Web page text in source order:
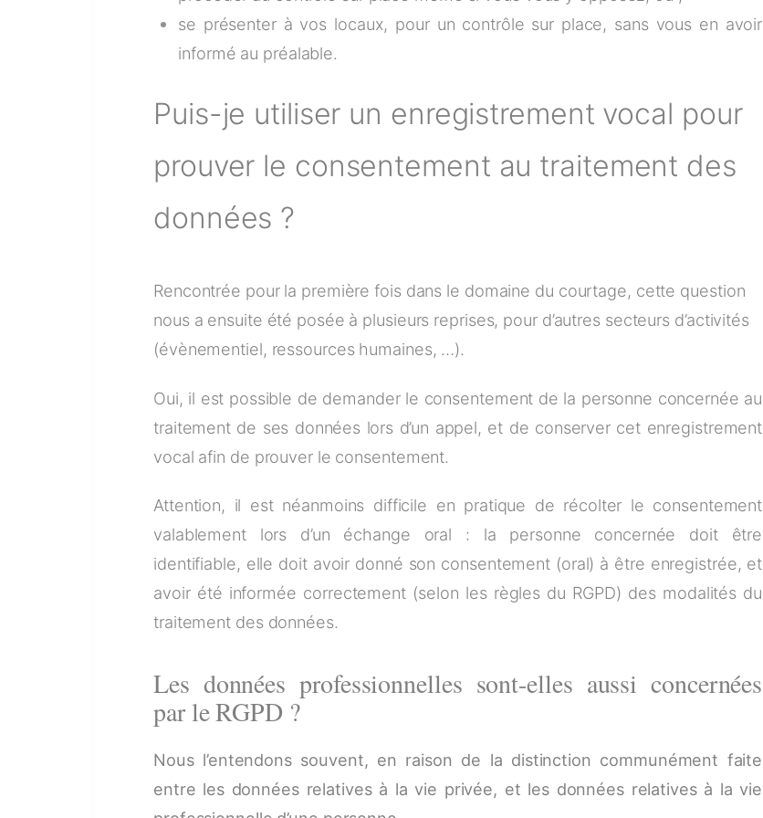
se présenter à vos locaux, pour un contrôle sur place, sans vous en avoir
informé au préalable.
Puis-je utiliser un enregistrement vocal pour
prouver le consentement au traitement des
données ?
Rencontrée pour la première fois dans le domaine du courtage, cette question
nous a ensuite été posée à plusieurs reprises, pour d’autres secteurs d’activités
(évènementiel, ressources humaines, …).
Oui, il est possible de demander le consentement de la personne concernée au
traitement de ses données lors d’un appel, et de conserver cet enregistrement
vocal afin de prouver le consentement.
Attention, il est néanmoins difficile en pratique de récolter le consentement
valablement lors d’un échange oral : la personne concernée doit être
identifiable, elle doit avoir donné son consentement (oral) à être enregistrée, et
avoir été informée correctement (selon les règles du RGPD) des modalités du
traitement des données.
Les données professionnelles sont-elles aussi concernées
par le RGPD ?
Nous l’entendons souvent, en raison de la distinction communément faite
entre les données relatives à la vie privée, et les données relatives à la vie